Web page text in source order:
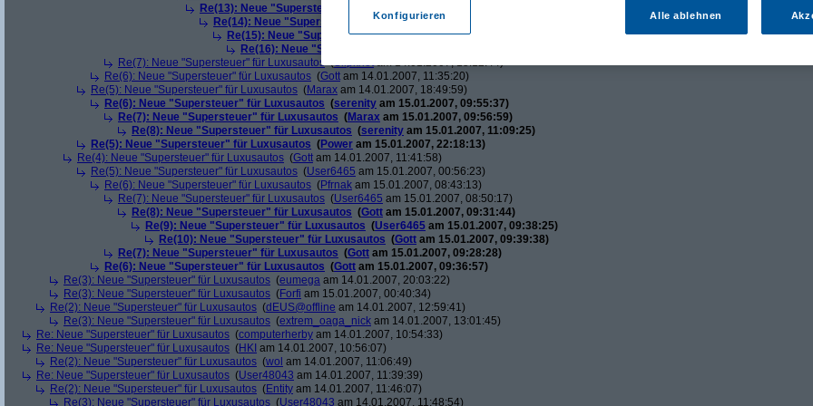
Re(13): Neue "Supersteuer" für Luxusautos
Re(14): Neue "Supersteuer" für Luxusautos(
Re(15): Neue "Supersteuer" für Luxusautos(wol
Re(16): Neue "Supersteuer" für Luxusautos
Re(7): Neue "Supersteuer" für Luxusautos(Slipknotam 14.01.2007, 15:12:44)
Re(6): Neue "Supersteuer" für Luxusautos (Gott am 14.01.2007, 11:35:20)
Re(5): Neue "Supersteuer" für Luxusautos (Marax am 14.01.2007, 18:49:59)
Re(6): Neue "Supersteuer" für Luxusautos (serenity am 15.01.2007, 09:55:37)
Re(7): Neue "Supersteuer" für Luxusautos (Marax am 15.01.2007, 09:56:59)
Re(8): Neue "Supersteuer" für Luxusautos (serenity am 15.01.2007, 11:09:25)
Re(5): Neue "Supersteuer" für Luxusautos (Power am 15.01.2007, 22:18:13)
Re(4): Neue "Supersteuer" für Luxusautos (Gott am 14.01.2007, 11:41:58)
Re(5): Neue "Supersteuer" für Luxusautos (User6465 am 15.01.2007, 00:56:23)
Re(6): Neue "Supersteuer" für Luxusautos (Pfrnak am 15.01.2007, 08:43:13)
Re(7): Neue "Supersteuer" für Luxusautos (User6465 am 15.01.2007, 08:50:17)
Re(8): Neue "Supersteuer" für Luxusautos (Gott am 15.01.2007, 09:31:44)
Re(9): Neue "Supersteuer" für Luxusautos (User6465 am 15.01.2007, 09:38:25)
Re(10): Neue "Supersteuer" für Luxusautos (Gott am 15.01.2007, 09:39:38)
Re(7): Neue "Supersteuer" für Luxusautos (Gott am 15.01.2007, 09:28:28)
Re(6): Neue "Supersteuer" für Luxusautos (Gott am 15.01.2007, 09:36:57)
Re(3): Neue "Supersteuer" für Luxusautos (eumega am 14.01.2007, 20:03:22)
Re(3): Neue "Supersteuer" für Luxusautos (Forfi am 15.01.2007, 00:40:34)
Re(2): Neue "Supersteuer" für Luxusautos (dEUS@offline am 14.01.2007, 12:59:41)
Re(3): Neue "Supersteuer" für Luxusautos (extrem_oaga_nick am 14.01.2007, 13:01:45)
Re: Neue "Supersteuer" für Luxusautos (computerherby am 14.01.2007, 10:54:33)
Re: Neue "Supersteuer" für Luxusautos (HKI am 14.01.2007, 10:56:07)
Re(2): Neue "Supersteuer" für Luxusautos (wol am 14.01.2007, 11:06:49)
Re: Neue "Supersteuer" für Luxusautos (User48043 am 14.01.2007, 11:39:39)
Re(2): Neue "Supersteuer" für Luxusautos (Entity am 14.01.2007, 11:46:07)
Re(3): Neue "Supersteuer" für Luxusautos (User48043 am 14.01.2007, 11:48:54)
Konfigurieren Alle ablehnen